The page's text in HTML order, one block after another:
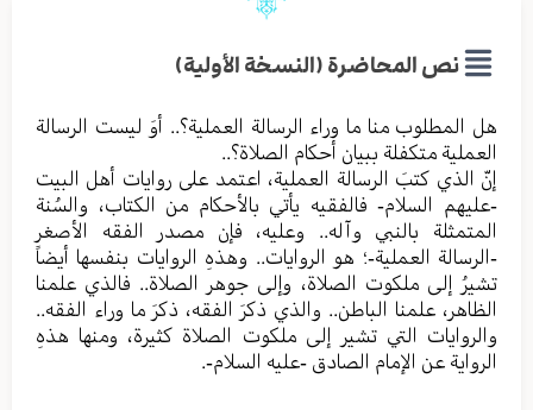
نص المحاضرة (النسخة الأولية)
هل المطلوب منا ما وراء الرسالة العملية؟.. أوَ ليست الرسالة
العملية متكفلة ببيان أحكام الصلاة؟..
إنّ الذي كتبَ الرسالة العملية، اعتمد على روايات أهل البيت
-عليهم السلام- فالفقيه يأتي بالأحكام من الكتاب، والسُنة
المتمثلة بالنبي وآله.. وعليه، فإن مصدر الفقه الأصغر
-الرسالة العملية-؛ هو الروايات.. وهذهِ الروايات بنفسها أيضاً
تشيرُ إلى ملكوت الصلاة، وإلى جوهر الصلاة.. فالذي علمنا
الظاهر، علمنا الباطن.. والذي ذكرَ الفقه، ذكرَ ما وراء الفقه..
والروايات التي تشير إلى ملكوت الصلاة كثيرة، ومنها هذهِ
الرواية عن الإمام الصادق -عليه السلام-.